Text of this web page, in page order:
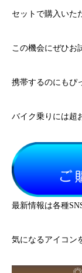
セットで購入いた
この機会にぜひお
携帯するのにもぴ
バイク乗りには超
最新情報は各種
気になるアイコン